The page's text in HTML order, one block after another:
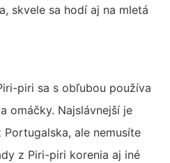
skvele sa hodí aj na mletá
piri sa s obľubou používa
omáčky. Najslávnejší je
ale nemusíte
z Piri-piri korenia aj iné